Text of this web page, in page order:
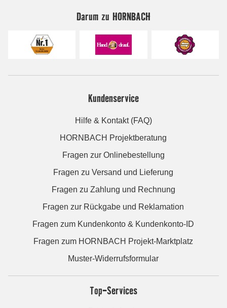
Darum zu HORNBACH
Kundenservice
Hilfe & Kontakt (FAQ)
HORNBACH Projektberatung
Fragen zur Onlinebestellung
Fragen zu Versand und Lieferung
Fragen zu Zahlung und Rechnung
Fragen zur Rückgabe und Reklamation
Fragen zum Kundenkonto & Kundenkonto-ID
Fragen zum HORNBACH Projekt-Marktplatz
Muster-Widerrufsformular
Top-Services